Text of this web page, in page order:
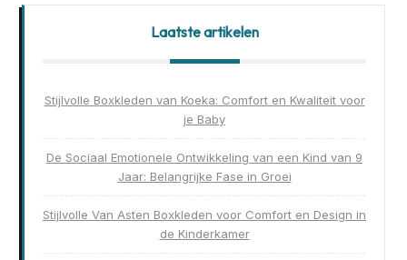
Laatste artikelen
Stijlvolle Boxkleden van Koeka: Comfort en Kwaliteit voor
je Baby
De Sociaal Emotionele Ontwikkeling van een Kind van 9
Jaar: Belangrijke Fase in Groei
Stijlvolle Van Asten Boxkleden voor Comfort en Design in
de Kinderkamer